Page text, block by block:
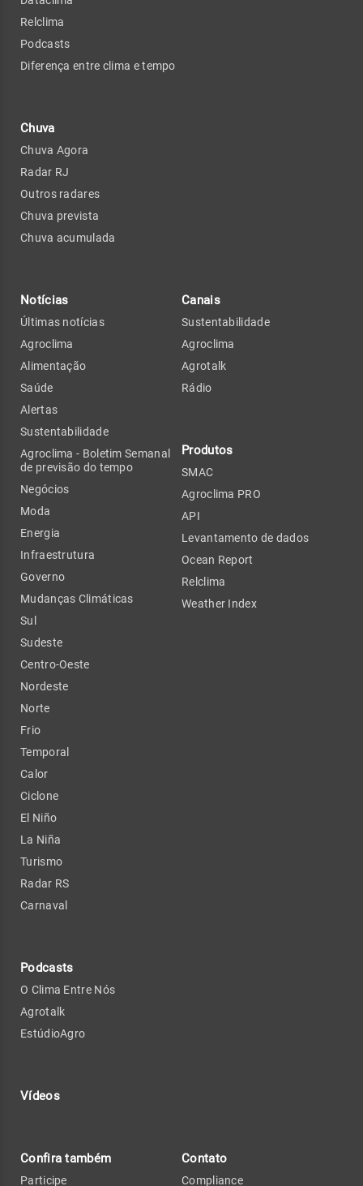
Relclima
Podcasts
Diferença entre clima e tempo
Chuva
Chuva Agora
Radar RJ
Outros radares
Chuva prevista
Chuva acumulada
Notícias
Últimas notícias
Agroclima
Alimentação
Saúde
Alertas
Sustentabilidade
Agroclima - Boletim Semanal
de previsão do tempo
Negócios
Moda
Energia
Infraestrutura
Governo
Mudanças Climáticas
Sul
Sudeste
Centro-Oeste
Nordeste
Norte
Frio
Temporal
Calor
Ciclone
El Niño
La Niña
Turismo
Radar RS
Carnaval
Podcasts
O Clima Entre Nós
Agrotalk
EstúdioAgro
Vídeos
Canais
Sustentabilidade
Agroclima
Agrotalk
Rádio
Produtos
SMAC
Agroclima PRO
API
Levantamento de dados
Ocean Report
Relclima
Weather Index
Confira também
Participe
Contato
Compliance